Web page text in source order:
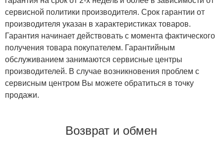
сервисной политики производителя. Срок гарантии от
производителя указан в характеристиках товаров.
Гарантия начинает действовать с момента фактического
получения товара покупателем. Гарантийным
обслуживанием занимаются сервисные центры
производителей. В случае возникновения проблем с
сервисным центром Вы можете обратиться в точку
продажи.
Возврат и обмен